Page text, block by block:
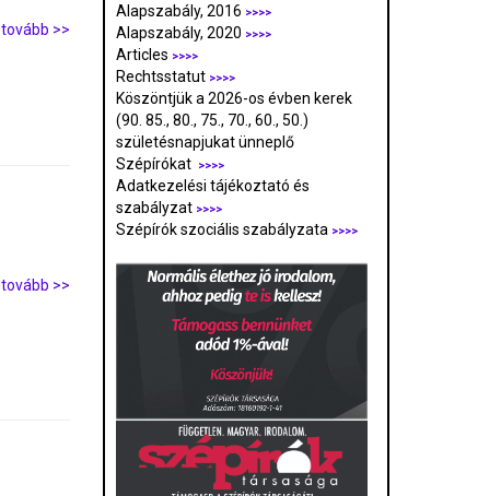
tovább >>
tovább >>
Alapszabály, 2016 >>>>
Alapszabály, 2020 >>>>
Articles >>>>
Rechtsstatut >>>>
Köszöntjük a 2026-os évben kerek
(90. 85., 80., 75., 70., 60., 50.)
születésnapjukat ünneplő
Szépírókat
>>>>
Adatkezelési tájékoztató és
szabályzat >>>>
Szépírók szociális szabályzata >>>>